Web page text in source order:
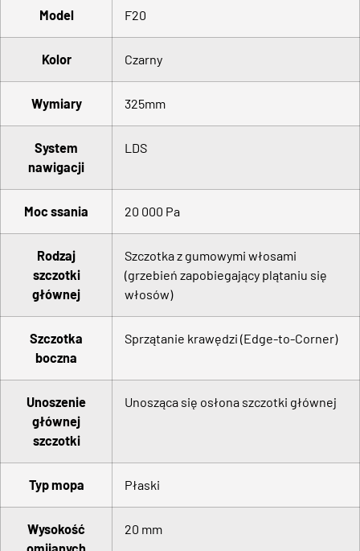
Model F20
Kolor Czarny
Wymiary 325mm
System
nawigacji
LDS
Moc ssania 20 000 Pa
Rodzaj
szczotki
głównej
Szczotka z gumowymi włosami
(grzebień zapobiegający plątaniu się
włosów)
Szczotka
boczna
Sprzątanie krawędzi (Edge-to-Corner)
Unoszenie
głównej
szczotki
Unosząca się osłona szczotki głównej
Typ mopa Płaski
Wysokość
20 mm